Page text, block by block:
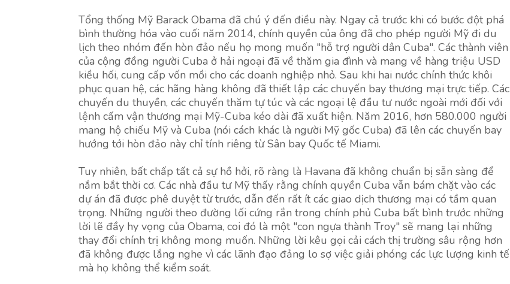
Tổng thống Mỹ Barack Obama đã chú ý đến điều này. Ngay cả trước khi có bước đột phá
bình thường hóa vào cuối năm 2014, chính quyền của ông đã cho phép người Mỹ đi du
lịch theo nhóm đến hòn đảo nếu họ mong muốn "hỗ trợ người dân Cuba". Các thành viên
của cộng đồng người Cuba ở hải ngoại đã về thăm gia đình và mang về hàng triệu USD
kiều hối, cung cấp vốn mồi cho các doanh nghiệp nhỏ. Sau khi hai nước chính thức khôi
phục quan hệ, các hãng hàng không đã thiết lập các chuyến bay thương mại trực tiếp. Các
chuyến du thuyền, các chuyến thăm tự túc và các ngoại lệ đầu tư nước ngoài mới đối với
lệnh cấm vận thương mại Mỹ-Cuba kéo dài đã xuất hiện. Năm 2016, hơn 580.000 người
mang hộ chiếu Mỹ và Cuba (nói cách khác là người Mỹ gốc Cuba) đã lên các chuyến bay
hướng tới hòn đảo này chỉ tính riêng từ Sân bay Quốc tế Miami.
Tuy nhiên, bất chấp tất cả sự hồ hởi, rõ ràng là Havana đã không chuẩn bị sẵn sàng để
nắm bắt thời cơ. Các nhà đầu tư Mỹ thấy rằng chính quyền Cuba vẫn bám chặt vào các
dự án đã được phê duyệt từ trước, dẫn đến rất ít các giao dịch thương mại có tầm quan
trọng. Những người theo đường lối cứng rắn trong chính phủ Cuba bất bình trước những
lời lẽ đầy hy vọng của Obama, coi đó là một "con ngựa thành Troy" sẽ mang lại những
thay đổi chính trị không mong muốn. Những lời kêu gọi cải cách thị trường sâu rộng hơn
đã không được lắng nghe vì các lãnh đạo đảng lo sợ việc giải phóng các lực lượng kinh tế
mà họ không thể kiểm soát.